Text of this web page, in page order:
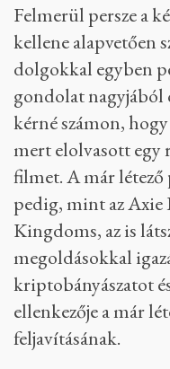
Felmerül persze a
kellene alapvetően
dolgokkal egyben
gondolat
kérné számon,
mert elolvasott egy
filmet. A már
pedig, mint az
Kingdoms, az is
megoldásokkal
kriptobányászatot
ellenkezője a már
feljavításának.